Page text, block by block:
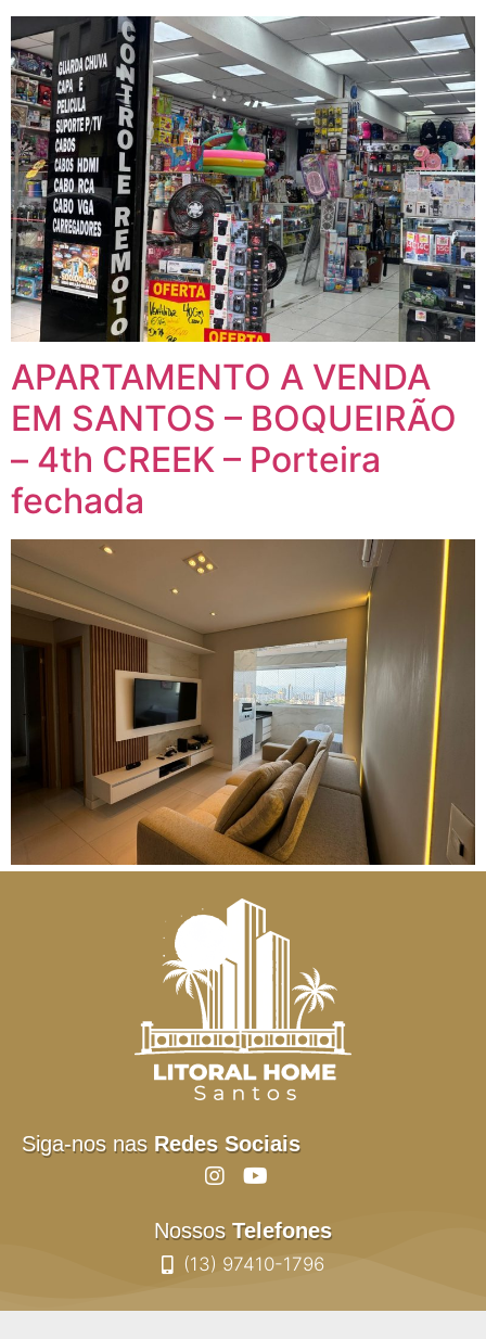
APARTAMENTO A VENDA
EM SANTOS – BOQUEIRÃO
– 4th CREEK – Porteira
fechada
Siga-nos nas Redes Sociais
Nossos Telefones
(13) 97410-1796